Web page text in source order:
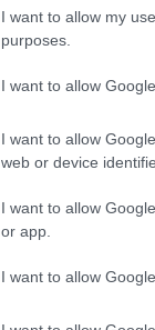
I want to allow my
purposes.
I want to allow
I want to allow
web or device
I want to allow
or app.
I want to allow